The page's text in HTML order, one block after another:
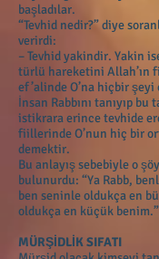
başladılar.
“Tevhid nedir?” diye
verirdi:
– Tevhid yakindir. Yakin
türlü hareketini Allah’ın
ef’alinde O’na hiçbir
İnsan Rabbını tanıyıp bu
istikrara erince tevhide
fiillerinde O’nun hiç bir
demektir.
Bu anlayış sebebiyle o
bulunurdu: “Ya Rabb,
ben seninle oldukça en
oldukça en küçük benim.”
MÜRŞİDLİK SIFATI